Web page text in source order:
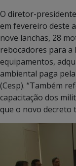
O diretor-
em fevereiro deste
nove lanchas, 28
rebocadores para a
equipamentos,
ambiental paga
(Cesp). “Também
capacitação dos
que o novo decreto